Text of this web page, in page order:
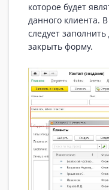
которое будет
данного клиента.
следует
закрыть форму.